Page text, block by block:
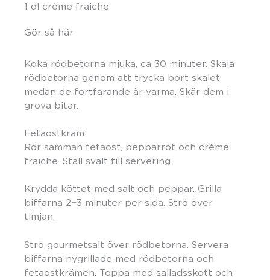
1 dl crème fraiche
Gör så här
Koka rödbetorna mjuka, ca 30 minuter. Skala
rödbetorna genom att trycka bort skalet
medan de fortfarande är varma. Skär dem i
grova bitar.
Fetaostkräm:
Rör samman fetaost, pepparrot och crème
fraiche. Ställ svalt till servering.
Krydda köttet med salt och peppar. Grilla
biffarna 2−3 minuter per sida. Strö över
timjan.
Strö gourmetsalt över rödbetorna. Servera
biffarna nygrillade med rödbetorna och
fetaostkrämen. Toppa med salladsskott och